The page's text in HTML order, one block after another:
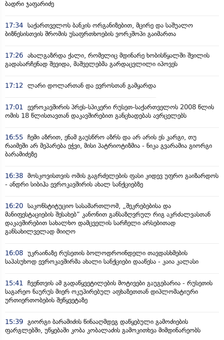
ბადრი ჯაფარიძე
17:34 საქართველოს ბანკის ორგანიზებით, მცირე და საშუალო
ბიზნესისთვის შრომის უსაფრთხოების ვორკშოპი გაიმართა
17:26 ახალგაზრდა ქალი, რომელიც მდინარე ხობისწყალში შვილის
გადასარჩენად შევიდა, მაშველებმა გარდაცვლილი იპოვეს
17:12 ლარი დოლართან და ევროსთან გამყარდა
17:01
ევროკავშირის პრეს-სპიკერი რუსეთ-საქართველოს 2008 წლის
ომის 18 წლისთავთან დაკავშირებით განცხადებას ავრცელებს
16:55 ჩემი აზრით, ენამ გაუსწრო აზრს და არ არის ეს კარგი, თუ
რაიმეში არ მეპარება ეჭვი, მისი პატრიოტიზმია - ნიკა გვარამია გიორგი
ბარამიძეზე
16:38 მოსკოვისთვის ომის გაგრძელების ფასი კიდევ უფრო გაიზარდოს
- ანდრი სიბიჰა ევროკავშირის ახალ სანქციებზე
16:20 საკონსტიტუციო სასამართლომ, „შეკრებებისა და
მანიფესტაციების შესახებ“ კანონით განსაზღვრულ რიგ აკრძალვასთან
დაკავშირებით სახალხო დამცველის სარჩელი არსებითად
განსახილველად მიიღო
16:08 უკრაინაზე რუსეთის ბოლოდროინდელი თავდასხმების
საპასუხოდ ევროკავშირმა ახალი სანქციები დააწესა - კაია კალასი
15:41
ჩვენთვის ამ გადაწყვეტილების მოტივები გაუგებარია - რუსეთის
საგარეო ნაურუს მიერ ოკუპირებულ აფხაზეთთან დიპლომატიური
ურთიერთობების შეწყვეტაზე
15:39 გიორგი ბარამიძის წინააღმდეგ დაწყებული გამოძიების
ფარგლებში, უწყებაში კობა კობალაძის გამოკითხვა მიმდინარეობს